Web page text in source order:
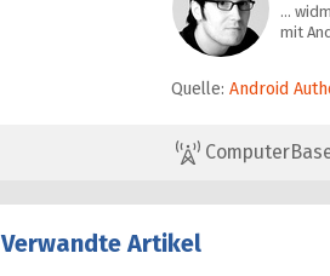
…
mit
Quelle: Android
Verwandte Artikel